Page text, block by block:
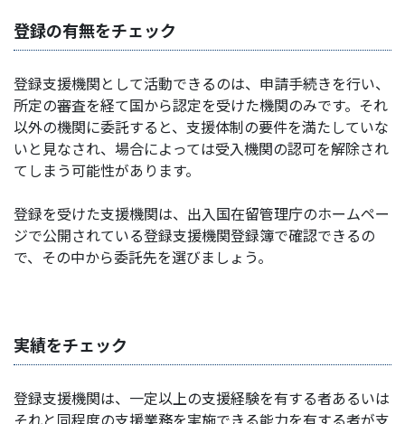
登録の有無をチェック
登録支援機関として活動できるのは、申請手続きを行い、
所定の審査を経て国から認定を受けた機関のみです。それ
以外の機関に委託すると、支援体制の要件を満たしていな
いと見なされ、場合によっては受入機関の認可を解除され
てしまう可能性があります。
登録を受けた支援機関は、出入国在留管理庁のホームペー
ジで公開されている登録支援機関登録簿で確認できるの
で、その中から委託先を選びましょう。
実績をチェック
登録支援機関は、一定以上の支援経験を有する者あるいは
それと同程度の支援業務を実施できる能力を有する者が支